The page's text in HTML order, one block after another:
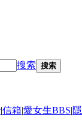
搜索 搜索
|信箱|愛女生BBS|